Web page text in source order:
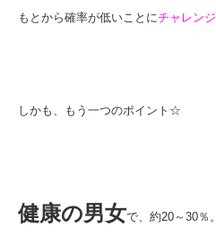
もとから確率が低いことにチャレンジ
しかも、もう一つのポイント☆
健康の男女で、約20～30％。